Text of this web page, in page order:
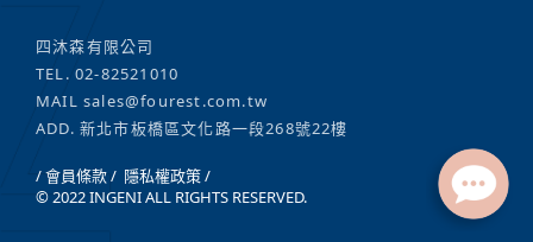
四沐森有限公司
TEL. 02-82521010
MAIL sales@fourest.com.tw
ADD. 新北市板橋區文化路一段268號22樓
/ 會員條款 / 隱私權政策 /
© 2022 INGENI ALL RIGHTS RESERVED.